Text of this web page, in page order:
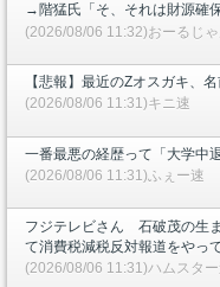
→階猛氏「そ、それは財源確
(2026/08/06 11:32)おーるじ
【悲報】最近のZオスガキ、
(2026/08/06 11:31)キニ速
一番最悪の経歴って「大学中
(2026/08/06 11:31)ふぇー速
フジテレビさん 石破茂の生
て消費税減税反対報道をやっ
(2026/08/06 11:31)ハムスタ